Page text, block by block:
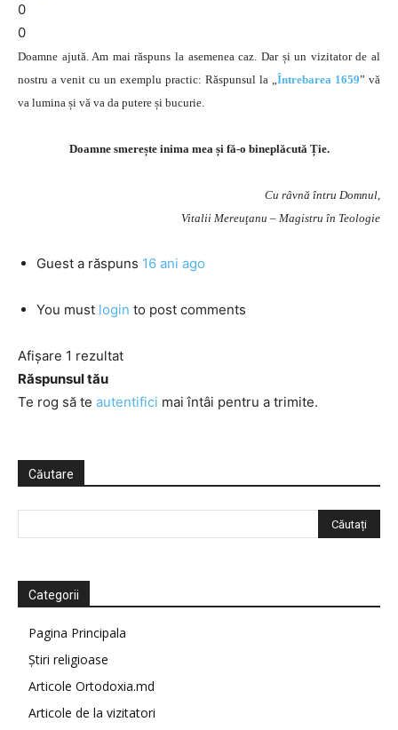
0
0
Doamne ajută. Am mai răspuns la asemenea caz. Dar și un vizitator de al
nostru a venit cu un exemplu practic: Răspunsul la „Întrebarea 1659” vă
va lumina și vă va da putere și bucurie.
Doamne smerește inima mea și fă-o bineplăcută Ție.
Cu râvnă întru Domnul,
Vitalii Mereuţanu – Magistru în Teologie
Guest a răspuns 16 ani ago
You must login to post comments
Afișare 1 rezultat
Răspunsul tău
Te rog să te autentifici mai întâi pentru a trimite.
Căutare
Categorii
Pagina Principala
Știri religioase
Articole Ortodoxia.md
Articole de la vizitatori